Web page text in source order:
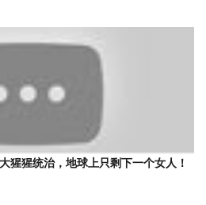
猩猩统治，地球上只剩下一个女人！